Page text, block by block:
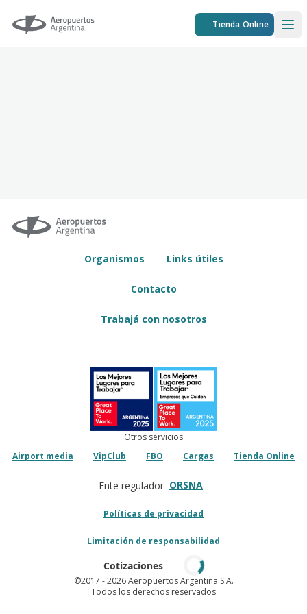
Aeropuertos Argentina Tienda Online
Organismos Links útiles
Contacto
Trabajá con nosotros
Otros servicios
Airport media
VipClub FBO Cargas Tienda Online
Ente regulador ORSNA
Políticas de privacidad
Limitación de responsabilidad
Cotizaciones
©2017 - 2026 Aeropuertos Argentina S.A.
Todos los derechos reservados